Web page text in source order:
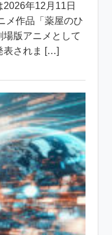
年12月11日
メ作品「薬屋のひ
版アニメとして
表されま […]